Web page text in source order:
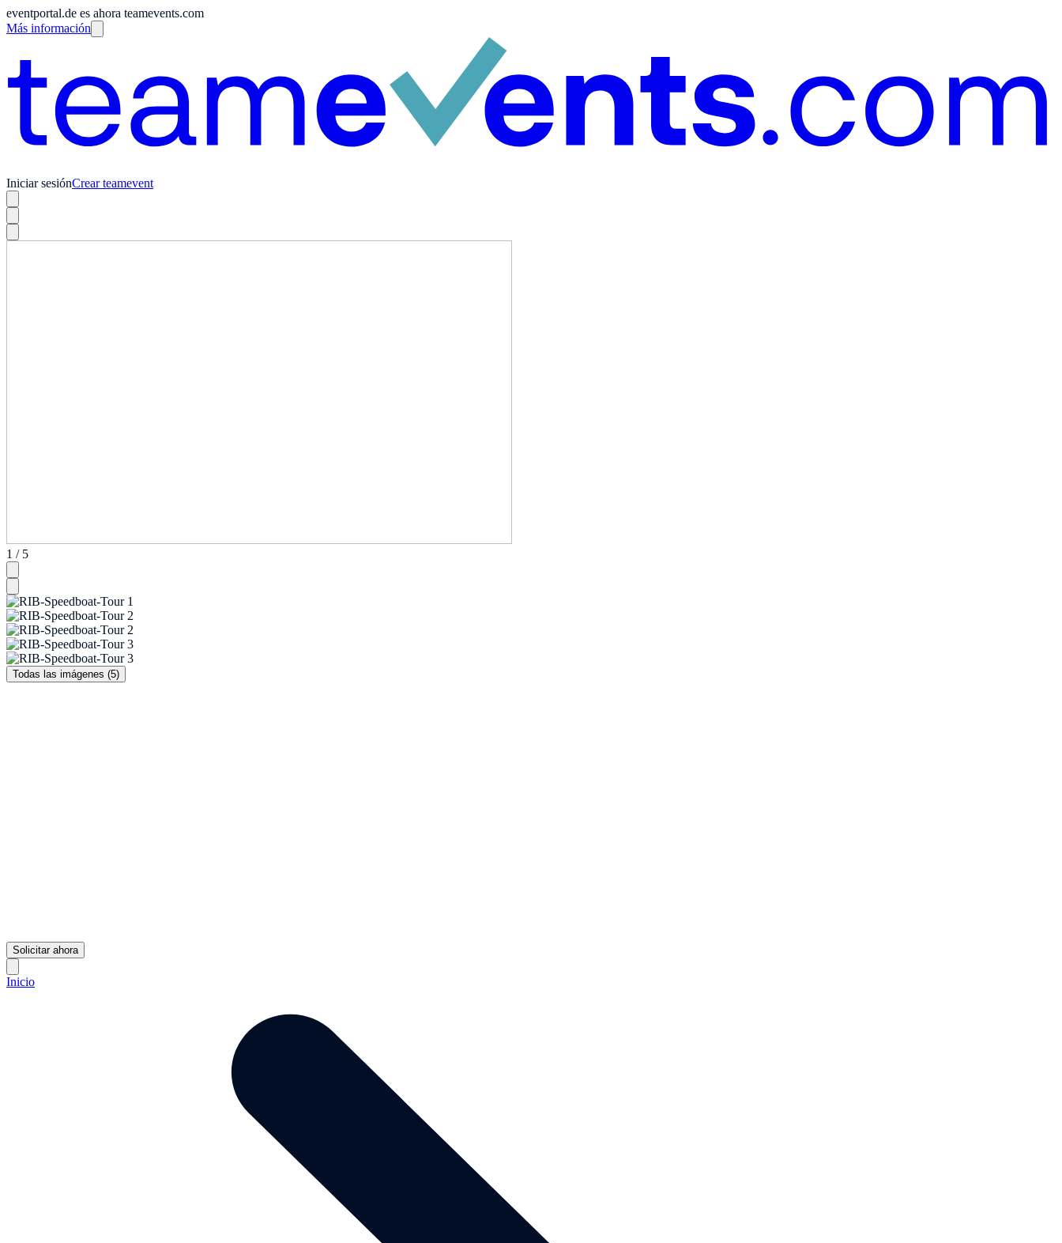
eventportal.de es ahora teamevents.com
Más información
Iniciar sesiónCrear teamevent
1 / 5
Todas las imágenes (5)
Solicitar ahora
Inicio